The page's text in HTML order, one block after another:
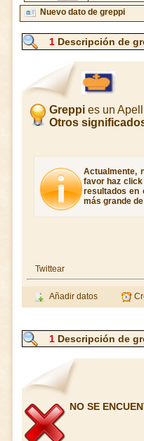
Nuevo dato de greppi
1 Descripción de
Greppies un
Otros
Actualmente,
favor haz
resultados en
más grande
Twittear
Añadir datos
1 Descripción de
NO SE